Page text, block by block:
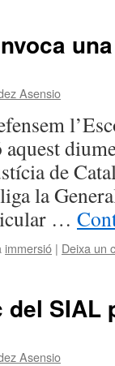
Asensio
de
la
…
immersió | Deixa un
SIAL
Asensio